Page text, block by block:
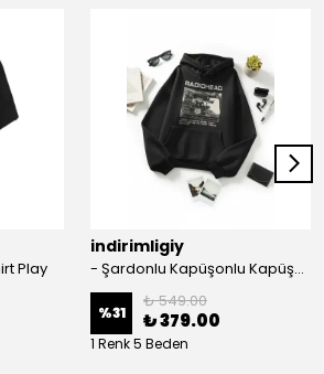
Play
indirimligiy
- Şardonlu Kapüşonlu Kapüşonlu Kanguru Cep Oversize Lastik Paça Sweatshirt Takimi
%31
₺ 549.00
₺ 379.00
1 Renk 5 Beden